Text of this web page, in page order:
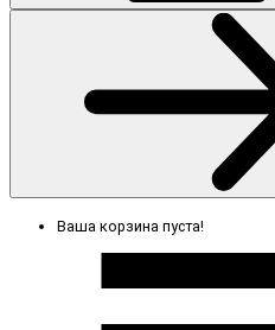
Ваша корзина пуста!